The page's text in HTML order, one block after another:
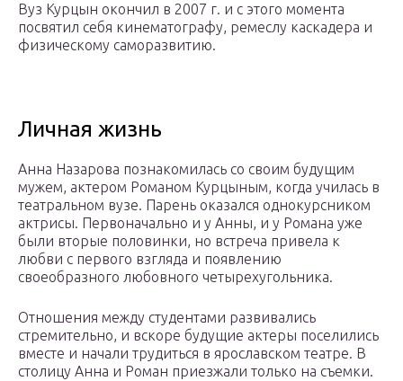
Вуз Курцын окончил в 2007 г. и с этого момента
посвятил себя кинематографу, ремеслу каскадера и
физическому саморазвитию.
Личная жизнь
Анна Назарова познакомилась со своим будущим
мужем, актером Романом Курцыным, когда училась в
театральном вузе. Парень оказался однокурсником
актрисы. Первоначально и у Анны, и у Романа уже
были вторые половинки, но встреча привела к
любви с первого взгляда и появлению
своеобразного любовного четырехугольника.
Отношения между студентами развивались
стремительно, и вскоре будущие актеры поселились
вместе и начали трудиться в ярославском театре. В
столицу Анна и Роман приезжали только на съемки.